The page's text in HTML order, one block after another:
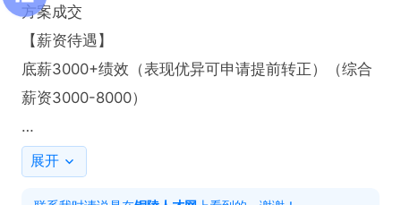
方案成交
【薪资待遇】
底薪3000+绩效（表现优异可申请提前转正）（综合
薪资3000-8000）
【其他福利】
1. 休假：法定假日放假制度+工作满1年可申请带薪年
展开